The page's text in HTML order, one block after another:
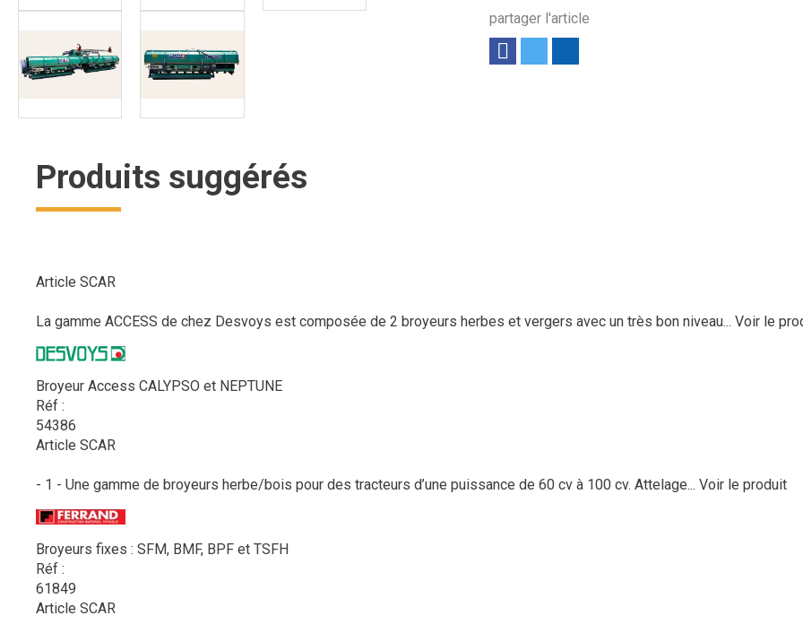
partager l'article
Produits suggérés
Article SCAR
La gamme ACCESS de chez Desvoys est composée de 2 broyeurs herbes et vergers avec un très bon niveau... Voir le
Broyeur Access CALYPSO et NEPTUNE
Réf :
54386
Article SCAR
- 1 - Une gamme de broyeurs herbe/bois pour des tracteurs d’une puissance de 60 cv à 100 cv. Attelage... Voir le produit
Broyeurs fixes : SFM, BMF, BPF et TSFH
Réf :
61849
Article SCAR